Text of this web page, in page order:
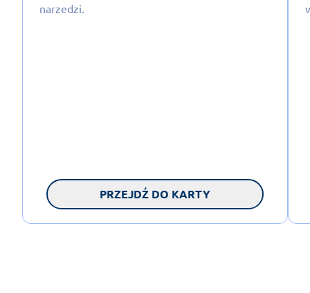
narzedzi.
PRZEJDŹ DO KARTY